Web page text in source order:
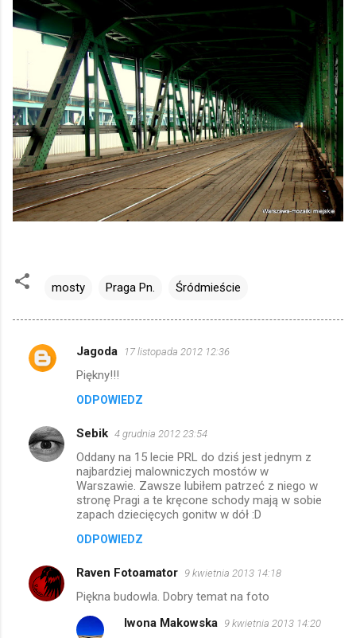
mosty Praga Pn. Śródmieście
K
e
n
Jagoda 17 listopada 2012 12:36
Piękny!!!
ODPOWIEDZ
Sebik 4 grudnia 2012 23:54
Oddany na 15 lecie PRL do dziś jest jednym z
najbardziej malowniczych mostów w
Warszawie. Zawsze lubiłem patrzeć z niego w
stronę Pragi a te kręcone schody mają w sobie
zapach dziecięcych gonitw w dół :D
ODPOWIEDZ
Raven Fotoamator 9 kwietnia 2013 14:18
Piękna budowla. Dobry temat na foto
Iwona Makowska 9 kwietnia 2013 14:20